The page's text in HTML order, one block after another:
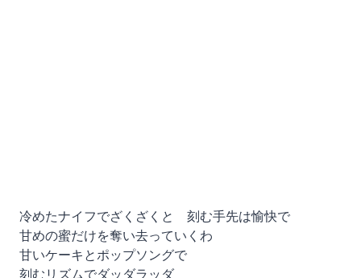
冷めたナイフでざくざくと 刻む手先は愉快で
甘めの蜜だけを奪い去っていくわ
甘いケーキとポップソングで
刻むリズムでダッダラッダ